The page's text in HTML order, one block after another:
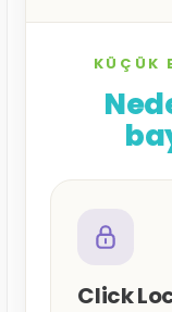
KÜÇÜK
Click